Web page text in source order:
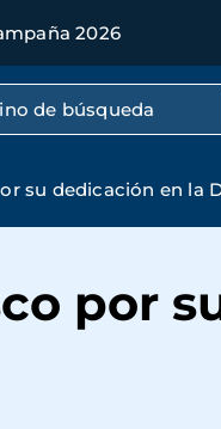
2026
completo
su dedicación en la
por